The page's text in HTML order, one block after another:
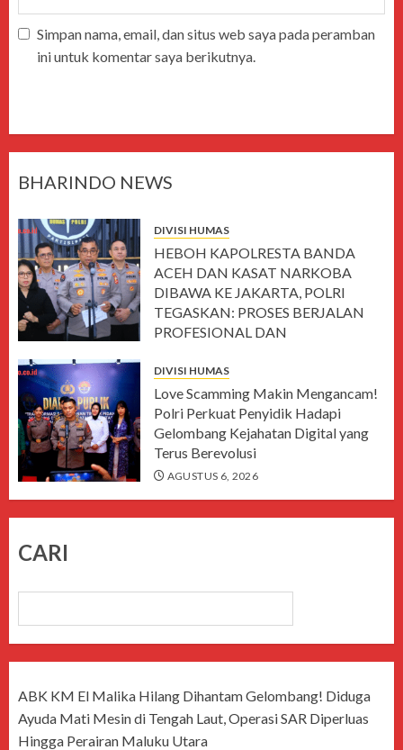
Simpan nama, email, dan situs web saya pada peramban
ini untuk komentar saya berikutnya.
BHARINDO NEWS
DIVISI HUMAS
HEBOH KAPOLRESTA BANDA
ACEH DAN KASAT NARKOBA
DIBAWA KE JAKARTA, POLRI
TEGASKAN: PROSES BERJALAN
PROFESIONAL DAN
AGUSTUS 7, 2026
DIVISI HUMAS
Love Scamming Makin Mengancam!
Polri Perkuat Penyidik Hadapi
Gelombang Kejahatan Digital yang
Terus Berevolusi
AGUSTUS 6, 2026
CARI
ABK KM El Malika Hilang Dihantam Gelombang! Diduga
Ayuda Mati Mesin di Tengah Laut, Operasi SAR Diperluas
Hingga Perairan Maluku Utara